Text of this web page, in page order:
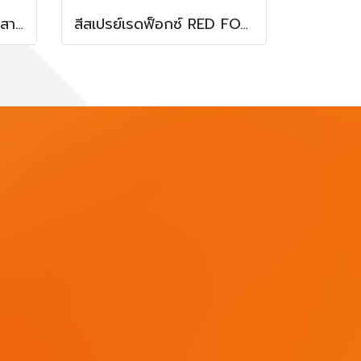
COOFIX เครื่องเติมลมไร้สาย รุ่น LAC001 เครื่องเติมลมพกพา สีสเปรย์เรดฟ็อกซ์ RED FOX NO.36(300) BRIGHT SILVER (สีบรอนซ์)